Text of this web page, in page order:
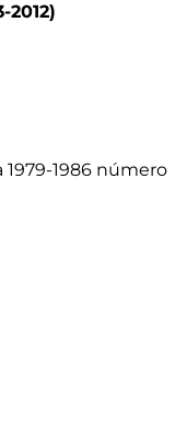
2012)
1979-1986 número